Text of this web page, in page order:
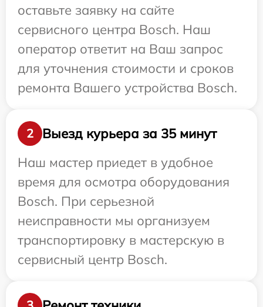
оставьте заявку на сайте
сервисного центра Bosch. Наш
оператор ответит на Ваш запрос
для уточнения стоимости и сроков
ремонта Вашего устройства Bosch.
2
Выезд курьера за 35 минут
Наш мастер приедет в удобное
время для осмотра оборудования
Bosch. При серьезной
неисправности мы организуем
транспортировку в мастерскую в
сервисный центр Bosch.